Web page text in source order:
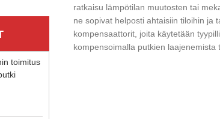
toimitus
ratkaisu lämpötilan muutosten tai
ne sopivat helposti ahtaisiin tiloihin ja
kompensaattorit, joita käytetään
kompensoimalla putkien laajenemista